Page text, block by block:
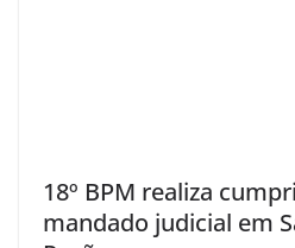
18º BPM realiza
mandado judicial em